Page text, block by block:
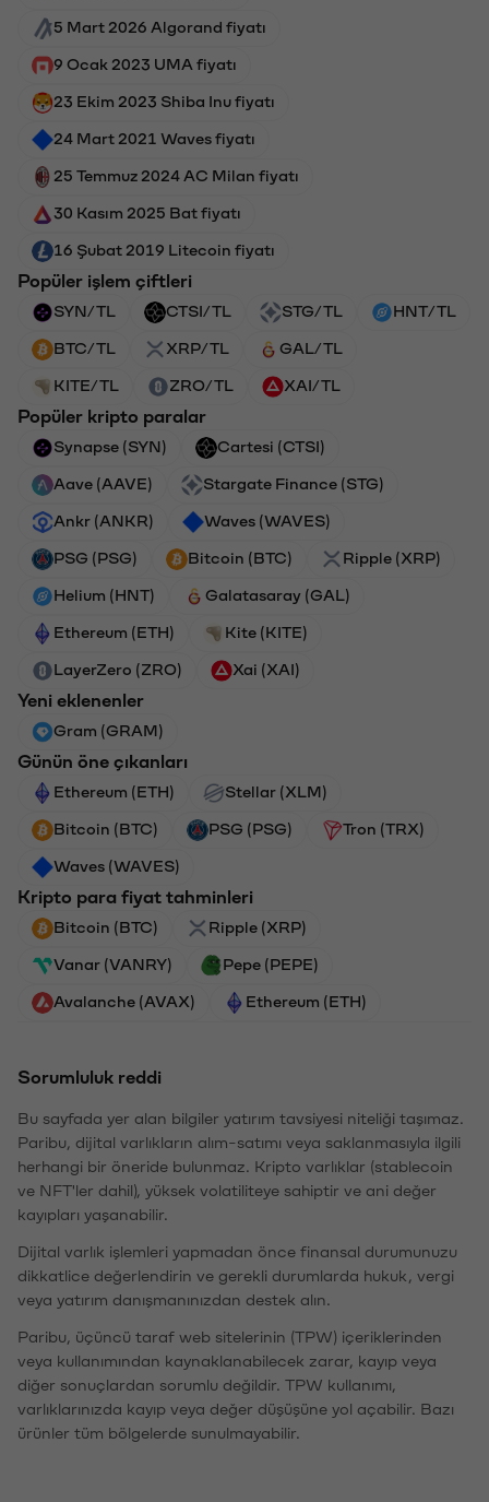
5 Mart 2026 Algorand fiyatı
9 Ocak 2023 UMA fiyatı
23 Ekim 2023 Shiba Inu fiyatı
24 Mart 2021 Waves fiyatı
25 Temmuz 2024 AC Milan fiyatı
30 Kasım 2025 Bat fiyatı
16 Şubat 2019 Litecoin fiyatı
Popüler işlem çiftleri
SYN/TL CTSI/TL STG/TL HNT/TL
BTC/TL XRP/TL GAL/TL
KITE/TL ZRO/TL XAI/TL
Popüler kripto paralar
Synapse (SYN) Cartesi (CTSI)
Aave (AAVE) Stargate Finance (STG)
Ankr (ANKR) Waves (WAVES)
PSG (PSG) Bitcoin (BTC) Ripple (XRP)
Helium (HNT) Galatasaray (GAL)
Ethereum (ETH) Kite (KITE)
LayerZero (ZRO) Xai (XAI)
Yeni eklenenler
Gram (GRAM)
Günün öne çıkanları
Ethereum (ETH) Stellar (XLM)
Bitcoin (BTC) PSG (PSG) Tron (TRX)
Waves (WAVES)
Kripto para fiyat tahminleri
Bitcoin (BTC) Ripple (XRP)
Vanar (VANRY) Pepe (PEPE)
Avalanche (AVAX) Ethereum (ETH)
Sorumluluk reddi
Bu sayfada yer alan bilgiler yatırım tavsiyesi niteliği taşımaz.
Paribu, dijital varlıkların alım-satımı veya saklanmasıyla ilgili
herhangi bir öneride bulunmaz. Kripto varlıklar (stablecoin
ve NFT'ler dahil), yüksek volatiliteye sahiptir ve ani değer
kayıpları yaşanabilir.
Dijital varlık işlemleri yapmadan önce finansal durumunuzu
dikkatlice değerlendirin ve gerekli durumlarda hukuk, vergi
veya yatırım danışmanınızdan destek alın.
Paribu, üçüncü taraf web sitelerinin (TPW) içeriklerinden
veya kullanımından kaynaklanabilecek zarar, kayıp veya
diğer sonuçlardan sorumlu değildir. TPW kullanımı,
varlıklarınızda kayıp veya değer düşüşüne yol açabilir. Bazı
ürünler tüm bölgelerde sunulmayabilir.